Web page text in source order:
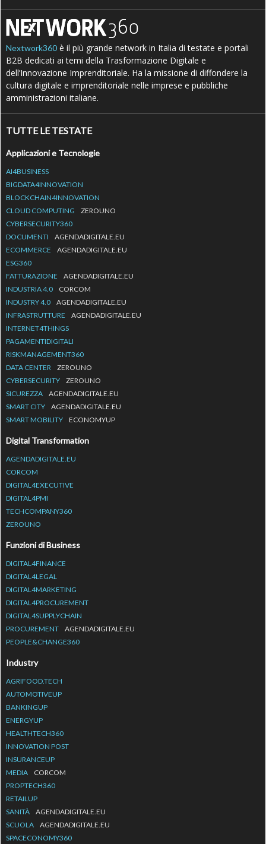
Nextwork360 è il più grande network in Italia di testate e portali
B2B dedicati ai temi della Trasformazione Digitale e
dell’Innovazione Imprenditoriale. Ha la missione di diffondere la
cultura digitale e imprenditoriale nelle imprese e pubbliche
amministrazioni italiane.
TUTTE LE TESTATE
Applicazioni e Tecnologie
AI4BUSINESS
BIGDATA4INNOVATION
BLOCKCHAIN4INNOVATION
CLOUD COMPUTING
ZEROUNO
CYBERSECURITY360
DOCUMENTI
AGENDADIGITALE.EU
ECOMMERCE
AGENDADIGITALE.EU
ESG360
FATTURAZIONE
AGENDADIGITALE.EU
INDUSTRIA 4.0
CORCOM
INDUSTRY 4.0
AGENDADIGITALE.EU
INFRASTRUTTURE
AGENDADIGITALE.EU
INTERNET4THINGS
PAGAMENTIDIGITALI
RISKMANAGEMENT360
DATA CENTER
ZEROUNO
CYBERSECURITY
ZEROUNO
SICUREZZA
AGENDADIGITALE.EU
SMART CITY
AGENDADIGITALE.EU
SMART MOBILITY
ECONOMYUP
Digital Transformation
AGENDADIGITALE.EU
CORCOM
DIGITAL4EXECUTIVE
DIGITAL4PMI
TECHCOMPANY360
ZEROUNO
Funzioni di Business
DIGITAL4FINANCE
DIGITAL4LEGAL
DIGITAL4MARKETING
DIGITAL4PROCUREMENT
DIGITAL4SUPPLYCHAIN
PROCUREMENT
AGENDADIGITALE.EU
PEOPLE&CHANGE360
Industry
AGRIFOOD.TECH
AUTOMOTIVEUP
BANKINGUP
ENERGYUP
HEALTHTECH360
INNOVATION POST
INSURANCEUP
MEDIA
CORCOM
PROPTECH360
RETAILUP
SANITÀ
AGENDADIGITALE.EU
SCUOLA
AGENDADIGITALE.EU
SPACECONOMY360